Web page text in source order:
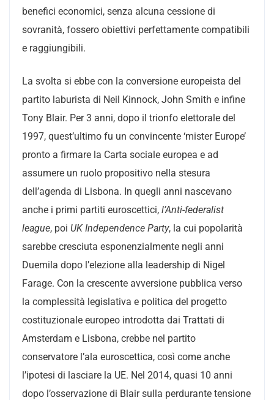
benefici economici, senza alcuna cessione di
sovranità, fossero obiettivi perfettamente compatibili
e raggiungibili.
La svolta si ebbe con la conversione europeista del
partito laburista di Neil Kinnock, John Smith e infine
Tony Blair. Per 3 anni, dopo il trionfo elettorale del
1997, quest’ultimo fu un convincente ‘mister Europe’
pronto a firmare la Carta sociale europea e ad
assumere un ruolo propositivo nella stesura
dell’agenda di Lisbona. In quegli anni nascevano
anche i primi partiti euroscettici, l’Anti-federalist
league, poi UK Independence Party, la cui popolarità
sarebbe cresciuta esponenzialmente negli anni
Duemila dopo l’elezione alla leadership di Nigel
Farage. Con la crescente avversione pubblica verso
la complessità legislativa e politica del progetto
costituzionale europeo introdotta dai Trattati di
Amsterdam e Lisbona, crebbe nel partito
conservatore l’ala euroscettica, così come anche
l’ipotesi di lasciare la UE. Nel 2014, quasi 10 anni
dopo l’osservazione di Blairsulla perdurante tensione